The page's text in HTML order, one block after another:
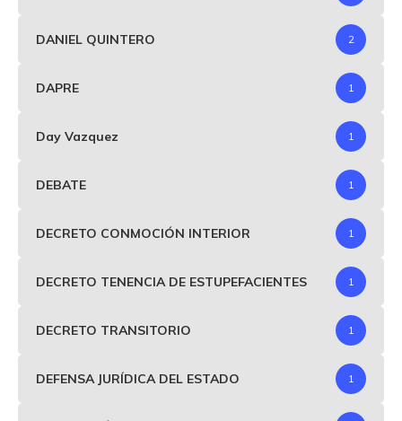
DANIEL QUINTERO 2
DAPRE 1
Day Vazquez 1
DEBATE 1
DECRETO CONMOCIÓN INTERIOR 1
DECRETO TENENCIA DE ESTUPEFACIENTES 1
DECRETO TRANSITORIO 1
DEFENSA JURÍDICA DEL ESTADO 1